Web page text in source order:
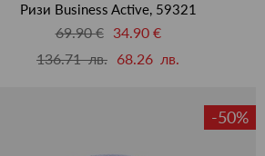
Ризи Business Active, 59321
69.90 €
34.90 €
136.71 лв. 68.26 лв.
-50%